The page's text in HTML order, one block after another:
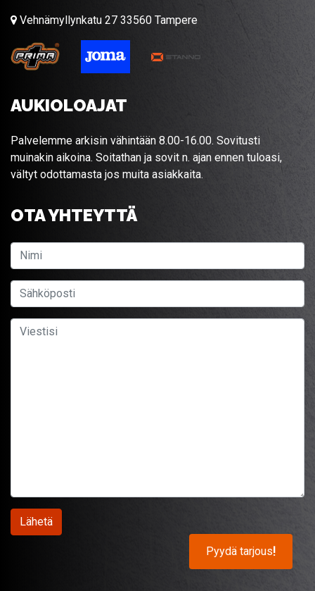
Vehnämyllynkatu 27 33560 Tampere
AUKIOLOAJAT
Palvelemme arkisin vähintään 8.00-16.00. Sovitusti
muinakin aikoina. Soitathan ja sovit n. ajan ennen tuloasi,
vältyt odottamasta jos muita asiakkaita.
OTA YHTEYTTÄ
Pyydä tarjous!